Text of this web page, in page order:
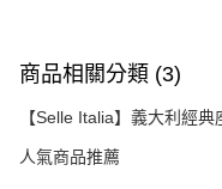
商品相關分類 (3)
【Selle Italia】義大利經典
人氣商品推薦